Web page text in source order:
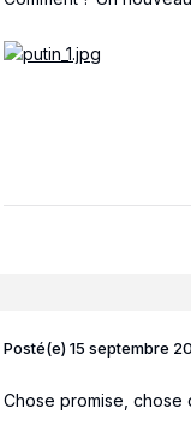
Posté(e)15 septembre
Chose promise, chose